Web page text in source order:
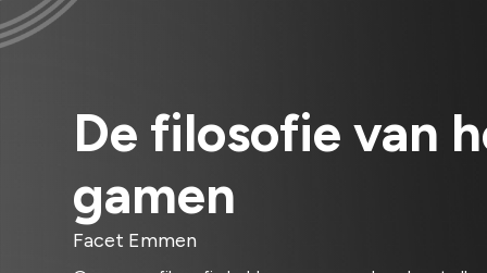
De filosofie van
gamen
Facet Emmen